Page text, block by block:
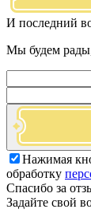
И последний
Мы будем
Нажимая
обработку
Спасибо за
Задайте свой